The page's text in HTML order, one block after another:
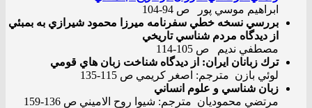
ابراهيم موسي پور ص 94-104
بررسي نسخه خطي سفرنامه ميرزا محمود شيرازي به بمبئي
از ديدگاه مردم شناسي تاريخي
مصطفي نديم ص 105-114
ترك زبانان ايران: از ديدگاه شناخت زبان هاي قومي
لوئي بازن مترجم: اصغر كريمي ص 115-135
زبان شناسي و علوم انساني
مرتضي محموديان مترجم: شيوا روح الاميني ص 136-159